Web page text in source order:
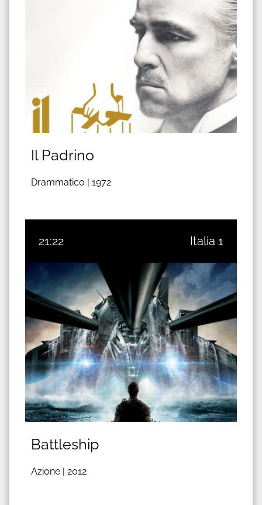
Il Padrino
Drammatico | 1972
21:22 Italia 1
Battleship
Azione | 2012